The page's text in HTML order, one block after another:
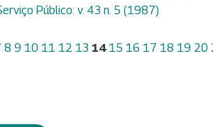
Público: v. 43 n. 5 (1987)
8 9 10 11 12 13 14 15 16 17 18 19 20